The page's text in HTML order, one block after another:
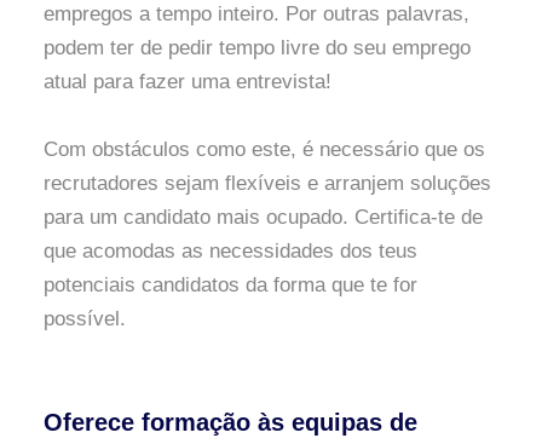
empregos a tempo inteiro. Por outras palavras,
podem ter de pedir tempo livre do seu emprego
atual para fazer uma entrevista!
Com obstáculos como este, é necessário que os
recrutadores sejam flexíveis e arranjem soluções
para um candidato mais ocupado. Certifica-te de
que acomodas as necessidades dos teus
potenciais candidatos da forma que te for
possível.
Oferece formação às equipas de